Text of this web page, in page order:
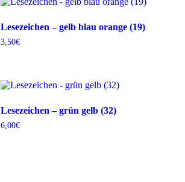
Lesezeichen – gelb blau orange (19)
3,50€
Lesezeichen – grün gelb (32)
6,00€